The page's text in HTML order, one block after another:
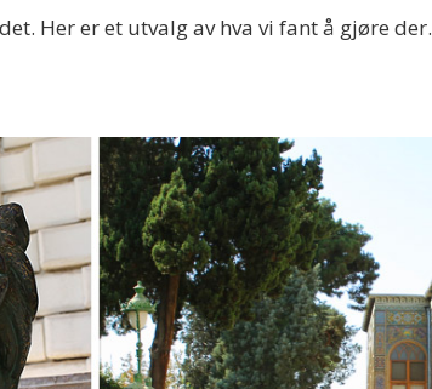
Her er et utvalg av hva vi fant å gjøre der.